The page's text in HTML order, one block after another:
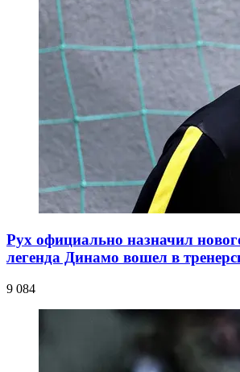
Рух официально назначил
легенда Динамо вошел в
9 084